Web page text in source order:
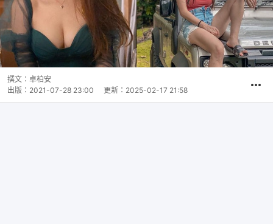
撰文： 卓柏安
出版： 2021-07-28 23:00 更新： 2025-02-17 21:58